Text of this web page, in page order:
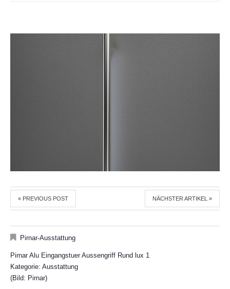
« PREVIOUS POST NÄCHSTER ARTIKEL »
Pirnar-Ausstattung
Pirnar Alu Eingangstuer Aussengriff Rund lux 1
Kategorie: Ausstattung
(Bild: Pirnar)